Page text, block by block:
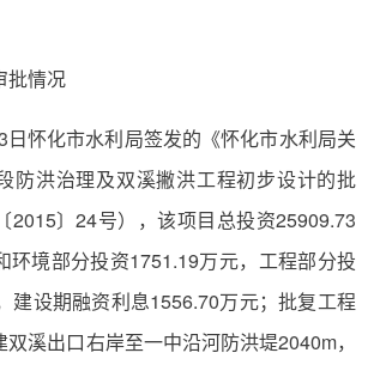
批情况
怀化市水利局签发的《怀化市水利局关
防洪治理及双溪撇洪工程初步设计的批
2015〕24号），该项目总投资25909.73
环境部分投资1751.19万元，工程部分投
建设期融资利息1556.70万元；批复工程
溪出口右岸至一中沿河防洪堤2040m，